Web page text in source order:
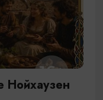
Нойхаузен